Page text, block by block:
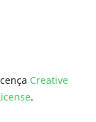
Creative
.